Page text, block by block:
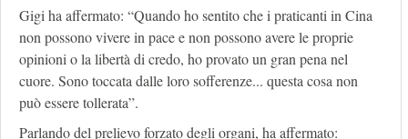
Gigi ha affermato: “Quando ho sentito che i praticanti in Cina
non possono vivere in pace e non possono avere le proprie
opinioni o la libertà di credo, ho provato un gran pena nel
cuore. Sono toccata dalle loro sofferenze... questa cosa non
può essere tollerata”.
Parlando del prelievo forzato degli organi, ha affermato: